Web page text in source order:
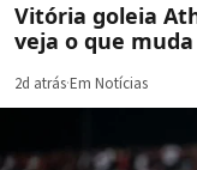
Vitória goleia
veja o que muda
2d atrás·Em Notícias